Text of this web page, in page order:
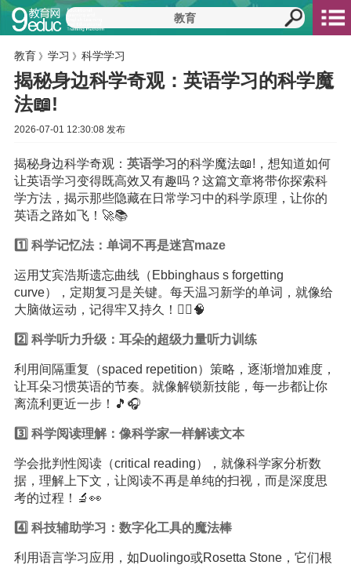
教育 》 学习 》 科学学习
揭秘身边科学奇观：英语学习的科学魔
法📖!
2026-07-01 12:30:08 发布
揭秘身边科学奇观： 英语学习 的科学魔法📖!，想知道如何
让英语学习变得既高效又有趣吗？这篇文章将带你探索科
学方法，揭示那些隐藏在日常学习中的科学原理，让你的
英语之路如飞！🚀📚
1️⃣ 科学记忆法：单词不再是迷宫maze
运用艾宾浩斯遗忘曲线（Ebbinghaus s forgetting
curve），定期复习是关键。每天温习新学的单词，就像给
大脑做运动，记得牢又持久！🏃‍♀️🧠
2️⃣ 科学听力升级：耳朵的超级力量听力训练
利用间隔重复（spaced repetition）策略，逐渐增加难度，
让耳朵习惯英语的节奏。就像解锁新技能，每一步都让你
离流利更近一步！🎵🎧
3️⃣ 科学阅读理解：像科学家一样解读文本
学会批判性阅读（critical reading），就像科学家分析数
据，理解上下文，让阅读不再是单纯的扫视，而是深度思
考的过程！🔬👀
4️⃣ 科技辅助学习：数字化工具的魔法棒
利用语言学习应用，如Duolingo或Rosetta Stone，它们根